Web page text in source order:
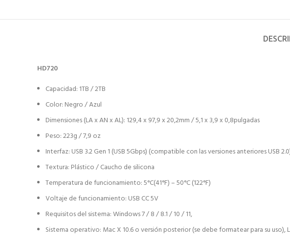
HD720
Capacidad: 1TB / 2TB
Color: Negro / Azul
Dimensiones (LA x AN x AL): 129,4 x 97,9 x 20,2mm / 5,1 x 3,9 x 0,8pulgadas
Peso: 223g / 7,9 oz
Interfaz: USB 3.2 Gen 1 (USB 5Gbps) (compatible con las versiones anteriores USB
Textura: Plástico / Caucho de silicona
Temperatura de funcionamiento: 5°C(41°F) – 50°C (122°F)
Voltaje de funcionamiento: USB CC 5V
Requisitos del sistema: Windows 7 / 8 / 8.1 / 10 / 11,
Sistema operativo: Mac X 10.6 o versión posterior (se debe formatear para su uso),